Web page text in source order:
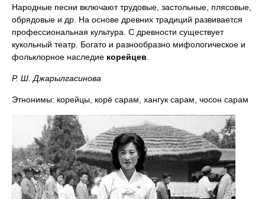
Народные песни включают трудовые, застольные, плясовые,
обрядовые и др. На основе древних традиций развивается
профессиональная культура. С древности существует
кукольный театр. Богато и разнообразно мифологическое и
фольклорное наследие корейцев
Р. Ш. Джарылгасинова
Этнонимы: корейцы, корё сарам, хангук сарам, чосон сарам